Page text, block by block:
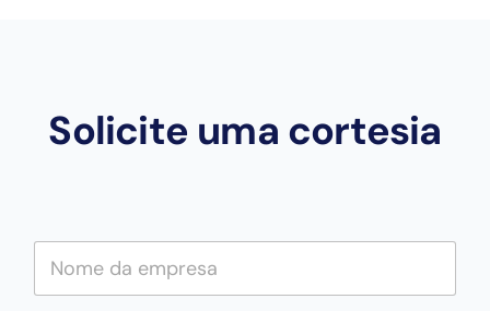
Solicite uma cortesia